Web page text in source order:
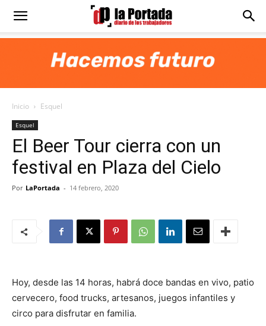
Diario
Portada
Inicio Esquel
Esquel
El Beer Tour cierra con un
festival en Plaza del Cielo
Por LaPortada - 14 febrero, 2020
Hoy, desde las 14 horas, habrá doce bandas en vivo, patio
cervecero, food trucks, artesanos, juegos infantiles y
circo para disfrutar en familia.